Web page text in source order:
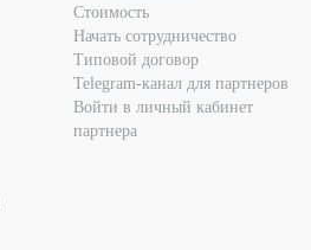
Стоимость
Начать сотрудничество
Типовой договор
Telegram-канал для партнеров
Войти в личный кабинет
партнера